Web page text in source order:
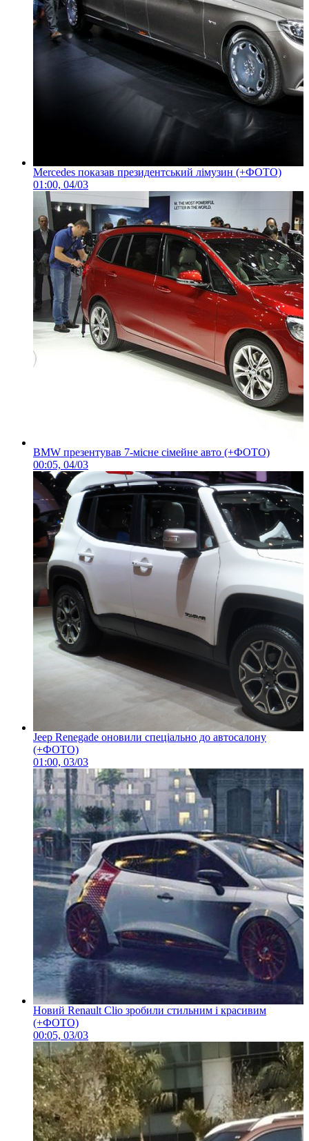
Mercedes показав президентський лімузин (+ФОТО)
01:00, 04/03
BMW презентував 7-місне сімейне авто (+ФОТО)
00:05, 04/03
Jeep Renegade оновили спеціально до автосалону
(+ФОТО)
01:00, 03/03
Новий Renault Clio зробили стильним і красивим
(+ФОТО)
00:05, 03/03